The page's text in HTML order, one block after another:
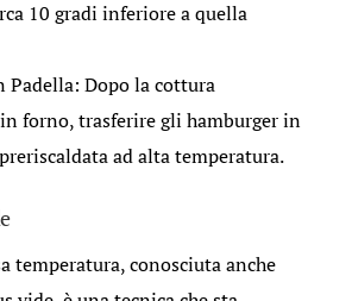
10 gradi inferiore a quella
Padella: Dopo la cottura
forno, trasferire gli hamburger in
ad alta temperatura.
temperatura, conosciuta anche